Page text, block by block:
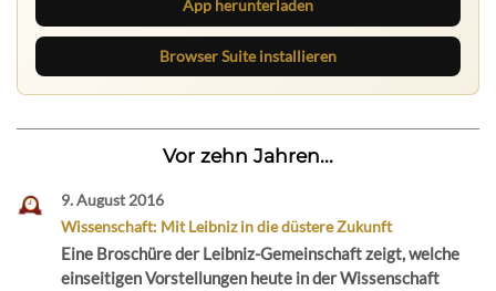
App herunterladen
Browser Suite installieren
Vor zehn Jahren...
9. August 2016
Wissenschaft: Mit Leibniz in die düstere Zukunft
Eine Broschüre der Leibniz-Gemeinschaft zeigt, welche
einseitigen Vorstellungen heute in der Wissenschaft